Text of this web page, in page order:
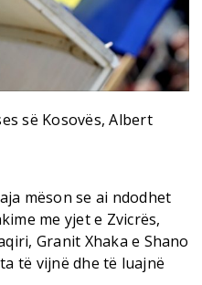
së Kosovës, Albert
mëson se ai ndodhet
me yjet e Zvicrës,
Granit Xhaka e Shano
të vijnë dhe të luajnë